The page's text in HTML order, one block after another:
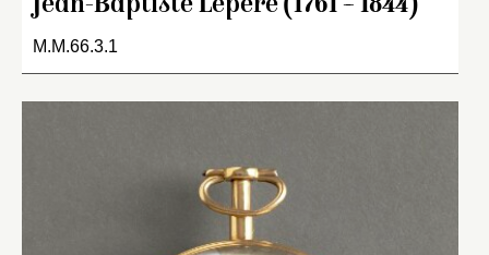
Jean-Baptiste Lepère (1761 – 1844)
M.M.66.3.1